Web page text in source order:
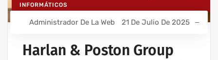
INFORMÁTICOS
IT UNLIMITED - SERVICIOS INFORMÁTICOS
Administrador De La Web 21 De Julio De 2025
Harlan & Poston Group